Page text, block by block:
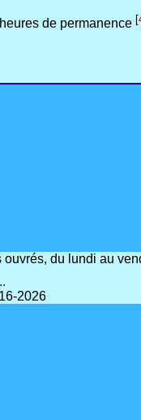
de permanence [
du lundi au
2026